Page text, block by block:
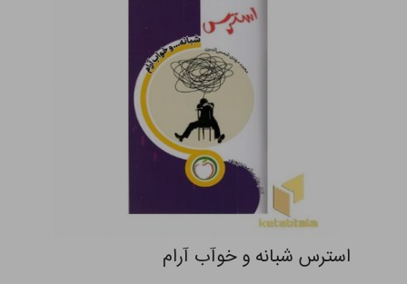
استرس شبانه و خوآب آرام